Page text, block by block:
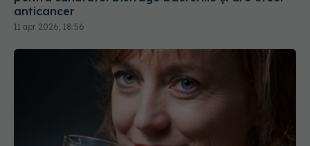
anticancer
11 apr 2026, 18:56